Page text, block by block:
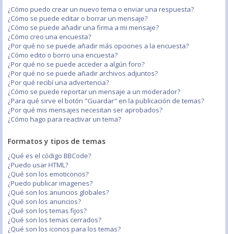
¿Cómo puedo crear un nuevo tema o enviar una respuesta?
¿Cómo se puede editar o borrar un mensaje?
¿Cómo se puede añadir una firma a mi mensaje?
¿Cómo creo una encuesta?
¿Por qué no se puede añadir más opciones a la encuesta?
¿Cómo edito o borro una encuesta?
¿Por qué no se puede acceder a algún foro?
¿Por qué no se puede añadir archivos adjuntos?
¿Por qué recibí una advertencia?
¿Cómo se puede reportar un mensaje a un moderador?
¿Para qué sirve el botón "Guardar" en la publicación de temas?
¿Por qué mis mensajes necesitan ser aprobados?
¿Cómo hago para reactivar un tema?
Formatos y tipos de temas
¿Qué es el código BBCode?
¿Puedo usar HTML?
¿Qué son los emoticonos?
¿Puedo publicar imagenes?
¿Qué son los anuncios globales?
¿Qué son los anuncios?
¿Qué son los temas fijos?
¿Qué son los temas cerrados?
¿Qué son los iconos para los temas?